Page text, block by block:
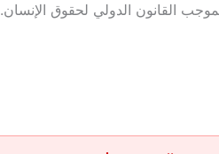
القانون الدولي لحقوق الإنسان.